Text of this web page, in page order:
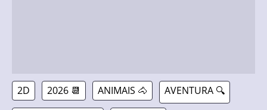
2D 2026 📆 ANIMAIS 🐴 AVENTURA 🔍